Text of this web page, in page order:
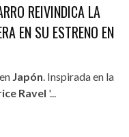
REIVINDICA LA
EN SU ESTRENO EN
Japón . Inspirada en la
Ravel '...